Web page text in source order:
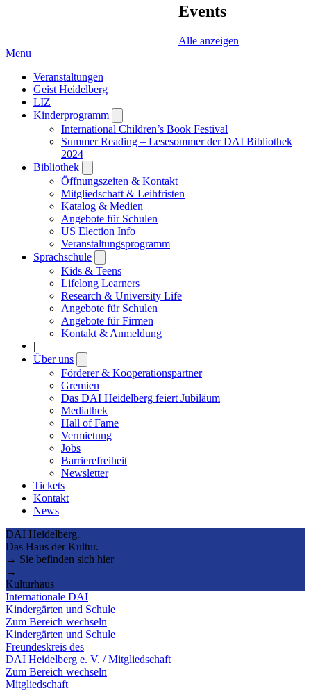
Events
Alle anzeigen
Menu
Veranstaltungen
Geist Heidelberg
LIZ
Kinderprogramm
submenu
International Children’s Book Festival
Summer Reading – Lesesommer der DAI Bibliothek
2024
Bibliothek
submenu
Öffnungszeiten & Kontakt
Mitgliedschaft & Leihfristen
Katalog & Medien
Angebote für Schulen
US Election Info
Veranstaltungsprogramm
Sprachschule
submenu
Kids & Teens
Lifelong Learners
Research & University Life
Angebote für Schulen
Angebote für Firmen
Kontakt & Anmeldung
|
Über uns
submenu
Förderer & Kooperationspartner
Gremien
Das DAI Heidelberg feiert Jubiläum
Mediathek
Hall of Fame
Vermietung
Jobs
Barrierefreiheit
Newsletter
Tickets
Kontakt
News
DAI Heidelberg.
Das Haus der Kultur.
→ Sie befinden sich hier
→
Kulturhaus
Internationale DAI
Kindergärten und Schule
Zum Bereich wechseln
Kindergärten und Schule
Freundeskreis des
DAI Heidelberg e. V. / Mitgliedschaft
Zum Bereich wechseln
Mitgliedschaft